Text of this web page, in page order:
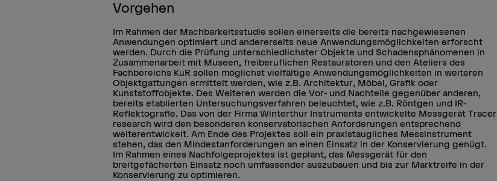
Vorgehen
Im Rahmen der Machbarkeitsstudie sollen einerseits die bereits nachgewiesenen
Anwendungen optimiert und andererseits neue Anwendungsmöglichkeiten erforscht
werden. Durch die Prüfung unterschiedlichster Objekte und Schadensphänomenen in
Zusammenarbeit mit Museen, freiberuflichen Restauratoren und den Ateliers des
Fachbereichs KuR sollen möglichst vielfältige Anwendungsmöglichkeiten in weiteren
Objektgattungen ermittelt werden, wie z.B. Architektur, Möbel, Grafik oder
Kunststoffobjekte. Des Weiteren werden die Vor- und Nachteile gegenüber anderen,
bereits etablierten Untersuchungsverfahren beleuchtet, wie z.B. Röntgen und IR-
Reflektografie. Das von der Firma Winterthur Instruments entwickelte Messgerät Tracer
research wird den besonderen konservatorischen Anforderungen entsprechend
weiterentwickelt. Am Ende des Projektes soll ein praxistaugliches Messinstrument
stehen, das den Mindestanforderungen an einen Einsatz in der Konservierung genügt.
Im Rahmen eines Nachfolgeprojektes ist geplant, das Messgerät für den
breitgefächerten Einsatz noch umfassender auszubauen und bis zur Marktreife in der
Konservierung zu optimieren.